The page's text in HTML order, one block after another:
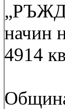
начин
4914